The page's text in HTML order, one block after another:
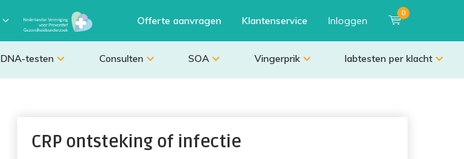
Offerte aanvragen Klantenservice Inloggen
0
DNA-testen Consulten SOA Vingerprik labtesten per klacht
CRP ontsteking of infectie